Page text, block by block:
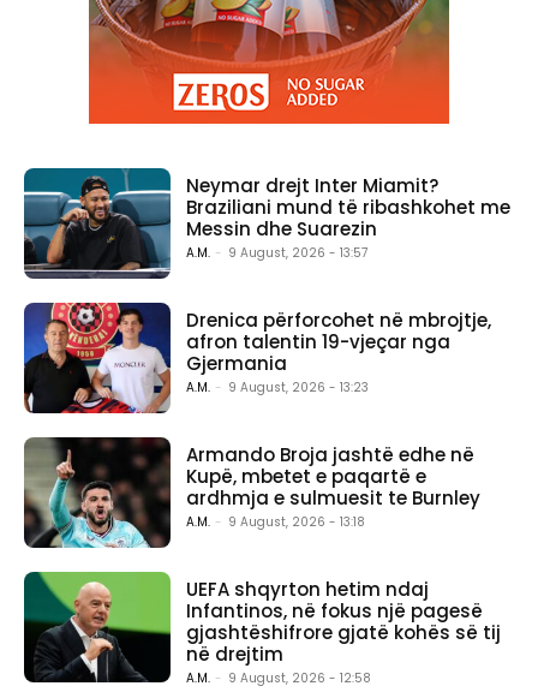
Neymar drejt Inter Miamit?
Braziliani mund të ribashkohet me
Messin dhe Suarezin
A.M. - 9 August, 2026 - 13:57
Drenica përforcohet në mbrojtje,
afron talentin 19-vjeçar nga
Gjermania
A.M. - 9 August, 2026 - 13:23
Armando Broja jashtë edhe në
Kupë, mbetet e paqartë e
ardhmja e sulmuesit te Burnley
A.M. - 9 August, 2026 - 13:18
UEFA shqyrton hetim ndaj
Infantinos, në fokus një pagesë
gjashtëshifrore gjatë kohës së tij
në drejtim
A.M. - 9 August, 2026 - 12:58